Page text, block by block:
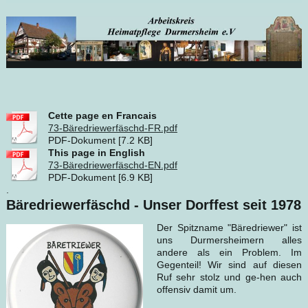
Cette page en Francais
73-Bäredriewerfäschd-FR.pdf
PDF-Dokument [7.2 KB]
This page in English
73-Bäredriewerfäschd-EN.pdf
PDF-Dokument [6.9 KB]
Bäredriewerfäschd - Unser Dorffest seit 1978
Der Spitzname "Bäredriewer" ist
uns Durmersheimern alles
andere als ein Problem. Im
Gegenteil! Wir sind auf diesen
Ruf sehr stolz und ge-hen auch
offensiv damit um.